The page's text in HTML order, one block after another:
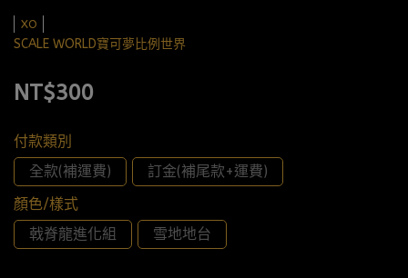
XO
SCALE WORLD寶可夢比例世界
NT$300
付款類別
全款(補運費)
訂金(補尾款+運費)
顏色/樣式
戟脊龍進化組
雪地地台